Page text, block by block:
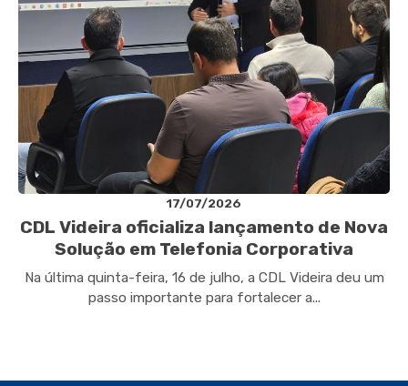
17/07/2026
CDL Videira oficializa lançamento de Nova
Solução em Telefonia Corporativa
Na última quinta-feira, 16 de julho, a CDL Videira deu um
passo importante para fortalecer a...